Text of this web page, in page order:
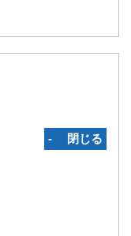
‐ 閉じる